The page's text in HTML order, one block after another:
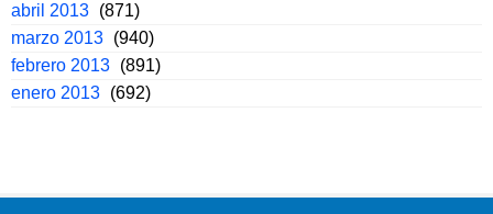
abril 2013 (871)
marzo 2013 (940)
febrero 2013 (891)
enero 2013 (692)